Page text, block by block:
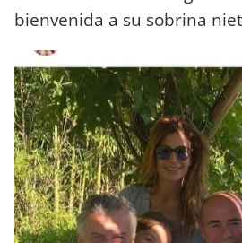
bienvenida a su sobrina